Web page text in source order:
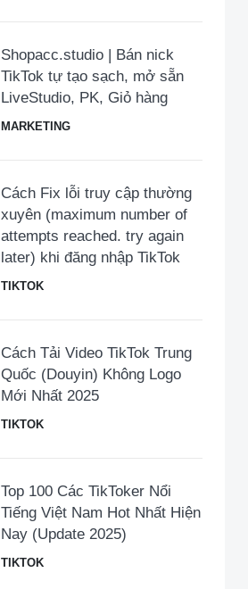
Shopacc.studio | Bán nick
TikTok tự tạo sạch, mở sẵn
LiveStudio, PK, Giỏ hàng
MARKETING
Cách Fix lỗi truy cập thường
xuyên (maximum number of
attempts reached. try again
later) khi đăng nhập TikTok
TIKTOK
Cách Tải Video TikTok Trung
Quốc (Douyin) Không Logo
Mới Nhất 2025
TIKTOK
Top 100 Các TikToker Nổi
Tiếng Việt Nam Hot Nhất Hiện
Nay (Update 2025)
TIKTOK